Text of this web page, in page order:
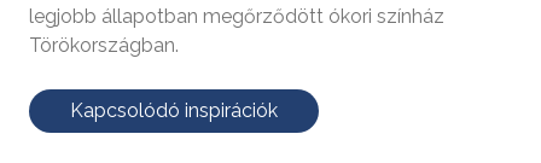
legjobb állapotban megőrződött ókori színház
Törökországban.
Kapcsolódó inspirációk